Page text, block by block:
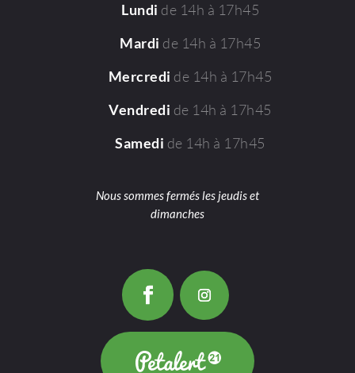
Lundi de 14h à 17h45
Mardi de 14h à 17h45
Mercredi de 14h à 17h45
Vendredi de 14h à 17h45
Samedi de 14h à 17h45
Nous sommes fermés les jeudis et
dimanches